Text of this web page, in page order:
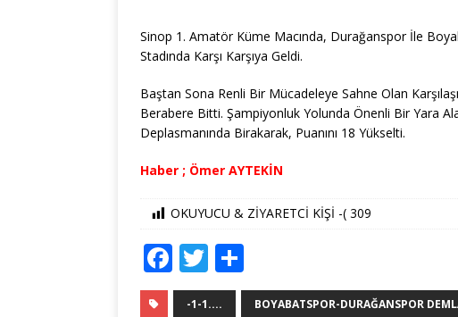
Sinop 1. Amatör Küme Macında, Durağanspor İle
Stadında Karşı Karşıya Geldi.
Baştan Sona Renli Bir Mücadeleye Sahne Olan
Berabere Bitti. Şampiyonluk Yolunda Önenli Bir Yara
Deplasmanında Birakarak, Puanını 18 Yükselti.
Haber ; Ömer AYTEKİN
OKUYUCU & ZİYARETCİ KİŞİ -( 309
F
a
T
w h
-1-1.... BOYABATSPOR-DURAĞANSPOR